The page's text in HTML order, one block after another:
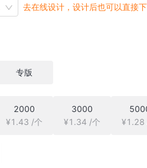
去在线设计，设计后也可以直接
专版
2000
¥1.43 /个
3000
¥1.34 /个
¥1.28